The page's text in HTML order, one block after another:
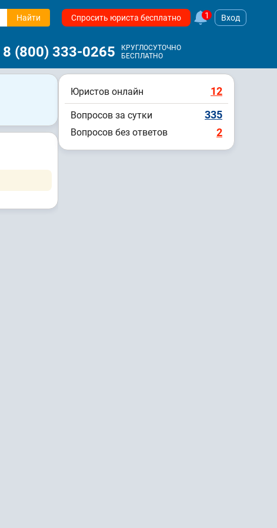
Найти Спросить юриста бесплатно 1 Вход
8 (800) 333-0265
КРУГЛОСУТОЧНО
БЕСПЛАТНО
Юристов онлайн 12
Вопросов за сутки 335
Вопросов без ответов 2